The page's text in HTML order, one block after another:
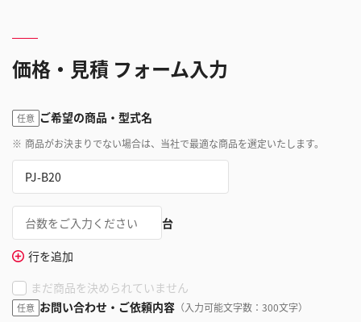
価格・見積 フォーム入力
任意 ご希望の商品・型式名
※ 商品がお決まりでない場合は、当社で最適な商品を選定いたします。
台
行を追加
まだ商品を決められていません
任意 お問い合わせ・ご依頼内容 （入力可能文字数：300文字）